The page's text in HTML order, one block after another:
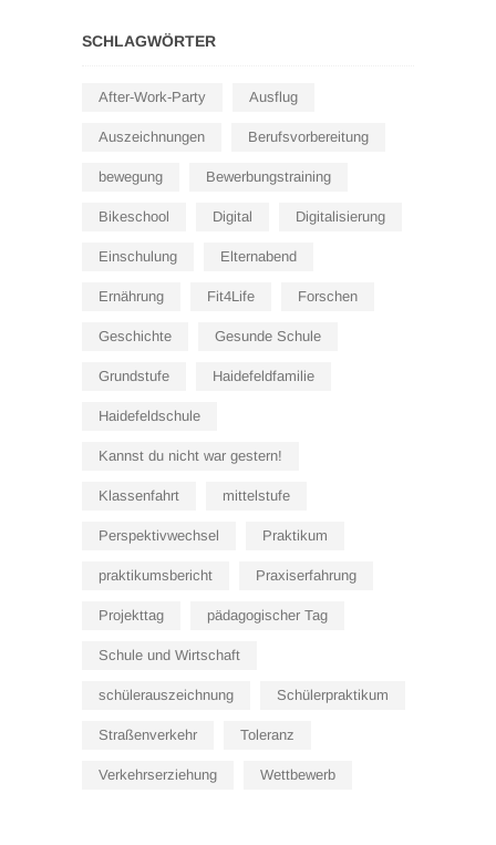
SCHLAGWÖRTER
After-Work-Party Ausflug
Auszeichnungen Berufsvorbereitung
bewegung Bewerbungstraining
Bikeschool Digital Digitalisierung
Einschulung Elternabend
Ernährung Fit4Life Forschen
Geschichte Gesunde Schule
Grundstufe Haidefeldfamilie
Haidefeldschule
Kannst du nicht war gestern!
Klassenfahrt mittelstufe
Perspektivwechsel Praktikum
praktikumsbericht Praxiserfahrung
Projekttag pädagogischer Tag
Schule und Wirtschaft
schülerauszeichnung Schülerpraktikum
Straßenverkehr Toleranz
Verkehrserziehung Wettbewerb